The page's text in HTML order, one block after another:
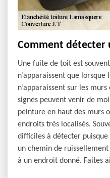
Comment détecter
Une fuite de toit est
n’apparaissent que lorsque
n’apparaissent sur les
signes peuvent venir de
peinture en haut des murs
endroits très localisés.
difficiles à détecter puisque
un chemin de
à un endroit donné. Faites